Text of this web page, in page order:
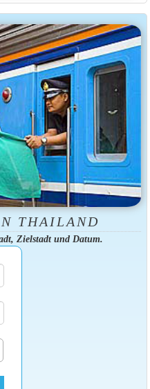
THAILAND
Zielstadt und Datum.